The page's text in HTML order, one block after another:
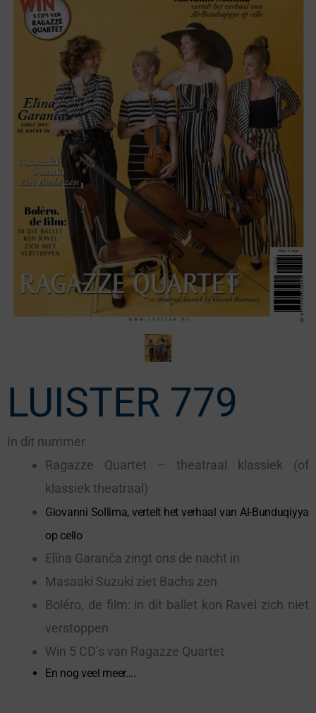
LUISTER 779
In dit nummer
Ragazze Quartet – theatraal klassiek (of
klassiek theatraal)
Giovanni Sollima, vertelt het verhaal van Al-Bunduqiyya
op cello
Elīna Garanča zingt ons de nacht in
Masaaki Suzuki ziet Bachs zen
Boléro, de film: in dit ballet kon Ravel zich niet
verstoppen
Win 5 CD’s van Ragazze Quartet
En nog veel meer….